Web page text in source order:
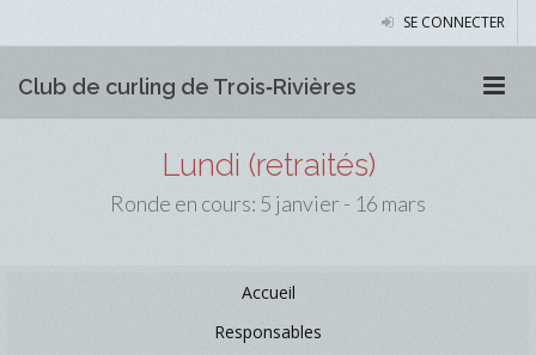
SE CONNECTER
Club de curling de Trois‑Rivières
Lundi (retraités)
Ronde en cours: 5 janvier - 16 mars
Accueil
Responsables